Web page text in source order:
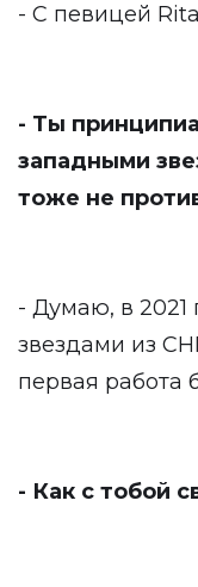
- С певицей
- Ты
западными
тоже не
- Думаю, в 2021
звездами из
первая работа
- Как с тобой